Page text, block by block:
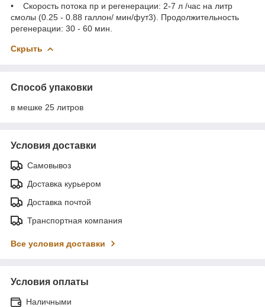
• Скорость потока пр и регенерации: 2-7 л /час на литр
смолы (0.25 - 0.88 галлон/ мин/фут3). Продолжительность
регенерации: 30 - 60 мин.
Скрыть
Способ упаковки
в мешке 25 литров
Условия доставки
Самовывоз
Доставка курьером
Доставка почтой
Транспортная компания
Все условия доставки
Условия оплаты
Наличными